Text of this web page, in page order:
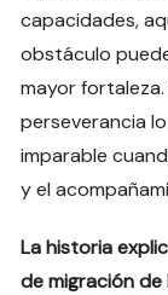
capacidades,
obstáculo
mayor
perseverancia
imparable
y el
La historia
de migración de